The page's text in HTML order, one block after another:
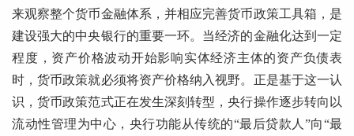
来观察整个货币金融体系，并相应完善货币政策工具箱，是
建设强大的中央银行的重要一环。当经济的金融化达到一定
程度，资产价格波动开始影响实体经济主体的资产负债表
时，货币政策就必须将资产价格纳入视野。正是基于这一认
识，货币政策范式正在发生深刻转型，央行操作逐步转向以
流动性管理为中心，央行功能从传统的“最后贷款人”向“最